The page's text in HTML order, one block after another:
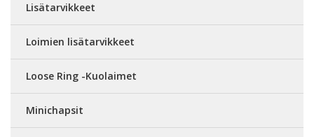
Lisätarvikkeet
Loimien lisätarvikkeet
Loose Ring -Kuolaimet
Minichapsit